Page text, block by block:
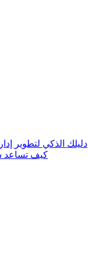
دليلك الذكي لتطوير
كيف تساعد